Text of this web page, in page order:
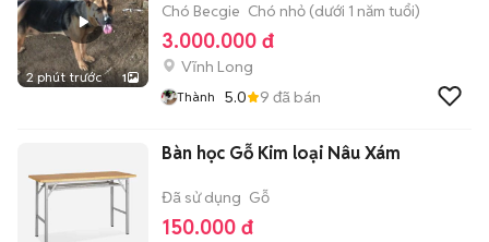
2 phút trước 1
Chó Becgie Chó nhỏ (dưới 1 năm tuổi)
3.000.000 đ
Vĩnh Long
Thành 5.0 9 đã bán
Bàn học Gỗ Kim loại Nâu Xám
Đã sử dụng Gỗ
150.000 đ